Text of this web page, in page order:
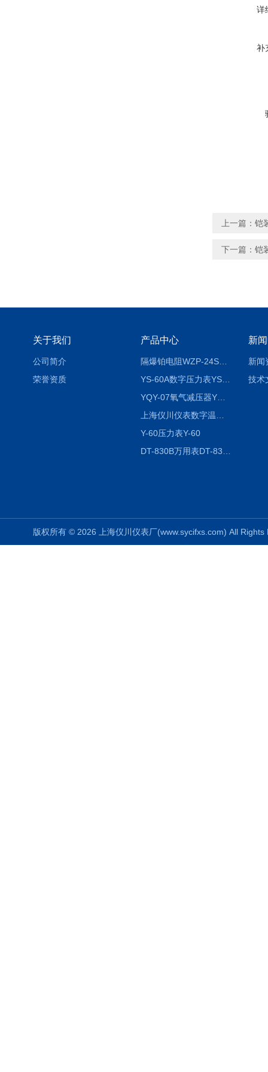
详
补
上一篇： 铠
下一篇： 铠
关于我们
公司简介
荣誉资质
产品中心
隔爆铂电阻WZP-24SA隔爆铂电阻WZP-24SA/Pt100
YS-60A数字压力表YS-60A
YQY-07氧气减压器YQY-07
Y-60压力表Y-60
新
新闻
技术
版权所有 © 2026 上海仪川仪表厂(www.sycifxs.com) All